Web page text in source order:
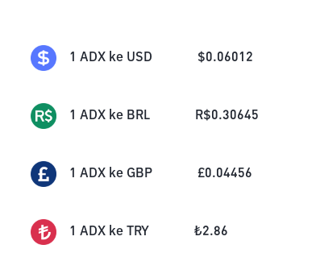
1 ADX ke USD $0.06012
1 ADX ke BRL R$0.30645
1 ADX ke GBP £0.04456
1 ADX ke TRY ₺2.86